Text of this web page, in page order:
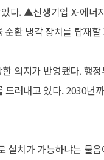
다. ▲신생기업 X-에너
환 냉각 장치를 탑재
의지가 반영됐다. 행
러내고 있다. 2030년
설치가 가능하냐는 물